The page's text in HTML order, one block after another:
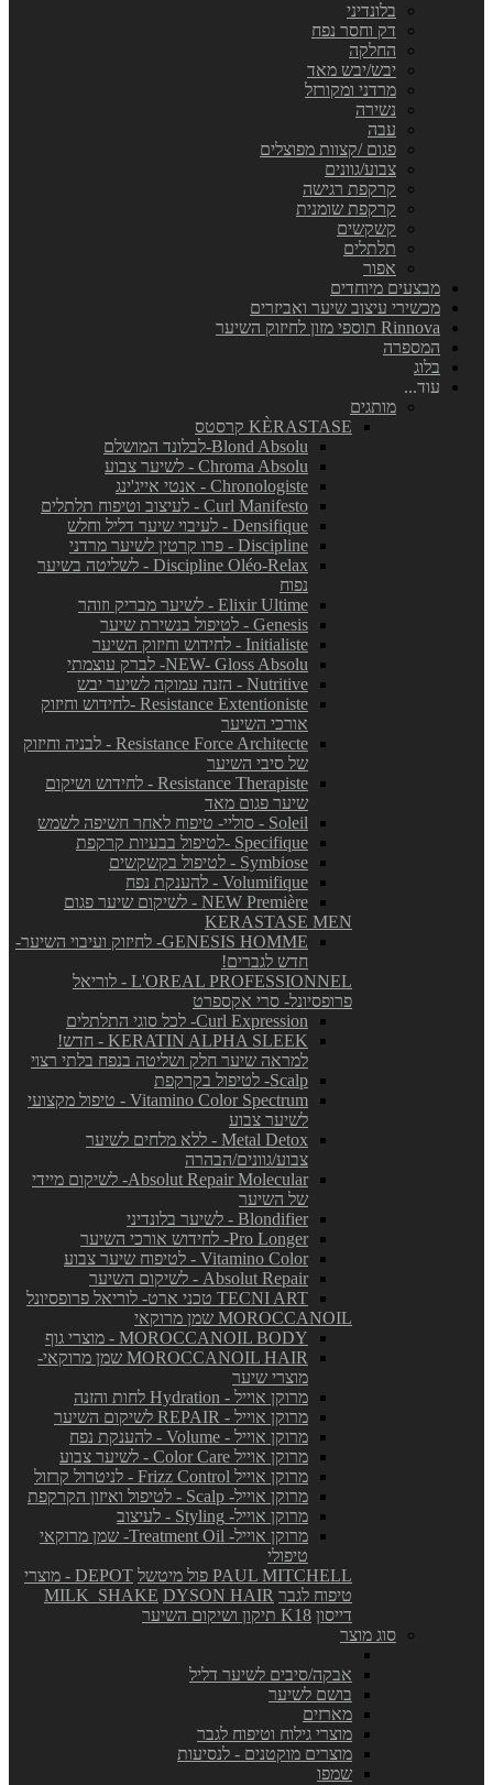
בלונדיני
דק וחסר נפח
החלקה
יבש/יבש מאד
מרדני ומקורזל
נשירה
עבה
פגום /קצוות מפוצלים
צבוע/גוונים
קרקפת רגישה
קרקפת שומנית
קשקשים
תלתלים
אפור
מבצעים מיוחדים
מכשירי עיצוב שיער ואביזרים
Rinnova תוספי מזון לחיזוק השיער
המספרה
בלוג
עוד...
מותגים
KÈRASTASE קרסטס
Blond Absolu-לבלונד המושלם
Chroma Absolu - לשיער צבוע
Chronologiste - אנטי אייג'ינג
Curl Manifesto - לעיצוב וטיפוח תלתלים
Densifique - לעיבוי שיער דליל וחלש
Discipline - פרו קרטין לשיער מרדני
Discipline Oléo-Relax - לשליטה בשיער
נפוח
Elixir Ultime - לשיער מבריק וזוהר
Genesis - לטיפול בנשירת שיער
Initialiste - לחידוש וחיזוק השיער
NEW- Gloss Absolu- לברק עוצמתי
Nutritive - הזנה עמוקה לשיער יבש
Resistance Extentioniste -לחידוש וחיזוק
אורכי השיער
Resistance Force Architecte - לבניה וחיזוק
של סיבי השיער
Resistance Therapiste - לחידוש ושיקום
שיער פגום מאד
Soleil - סוליי- טיפוח לאחר חשיפה לשמש
Specifique -לטיפול בבעיות קרקפת
Symbiose - לטיפול בקשקשים
Volumifique - להענקת נפח
NEW Première - לשיקום שיער פגום
KERASTASE MEN
GENESIS HOMME- לחיזוק ועיבוי השיער-
חדש לגברים!
L'OREAL PROFESSIONNEL - לוריאל
פרופסיונל- סרי אקספרט
Curl Expression- לכל סוגי התלתלים
KERATIN ALPHA SLEEK - חדש!
למראה שיער חלק ושליטה בנפח בלתי רצוי
Scalp- לטיפול בקרקפת
Vitamino Color Spectrum - טיפול מקצועי
לשיער צבוע
Metal Detox - ללא מלחים לשיער
צבוע/גוונים/הבהרה
Absolut Repair Molecular- לשיקום מיידי
של השיער
Blondifier - לשיער בלונדיני
Pro Longer- לחידוש אורכי השיער
Vitamino Color - לטיפוח שיער צבוע
Absolut Repair - לשיקום השיער
TECNI ART טכני ארט- לוריאל פרופסיונל
MOROCCANOIL שמן מרוקאי
MOROCCANOIL BODY - מוצרי גוף
MOROCCANOIL HAIR שמן מרוקאי-
מוצרי שיער
מרוקן אוייל - Hydration לחות והזנה
מרוקן אוייל - REPAIR לשיקום השיער
מרוקן אוייל - Volume - להענקת נפח
מרוקן אוייל Color Care - לשיער צבוע
מרוקן אוייל Frizz Control - לניטרול קרזול
מרוקן אוייל- Scalp - לטיפול ואיזון הקרקפת
מרוקן אוייל- Styling - לעיצוב
מרוקן אוייל- Treatment Oil- שמן מרוקאי
טיפולי
PAUL MITCHELL פול מיטשל
DEPOT - מוצרי
טיפוח לגבר
MILK_SHAKE DYSON HAIR
דייסון K18 תיקון ושיקום השיער
סוג מוצר
אבקה/סיבים לשיער דליל
בושם לשיער
מארזים
מוצרי גילוח וטיפוח לגבר
מוצרים מוקטנים - לנסיעות
שמפו